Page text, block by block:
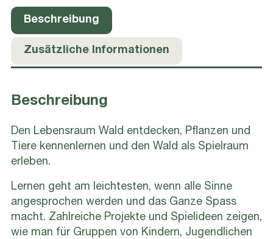
Beschreibung
Zusätzliche Informationen
Beschreibung
Den Lebensraum Wald entdecken, Pflanzen und
Tiere kennenlernen und den Wald als Spielraum
erleben.
Lernen geht am leichtesten, wenn alle Sinne
angesprochen werden und das Ganze Spass
macht. Zahlreiche Projekte und Spielideen zeigen,
wie man für Gruppen von Kindern, Jugendlichen